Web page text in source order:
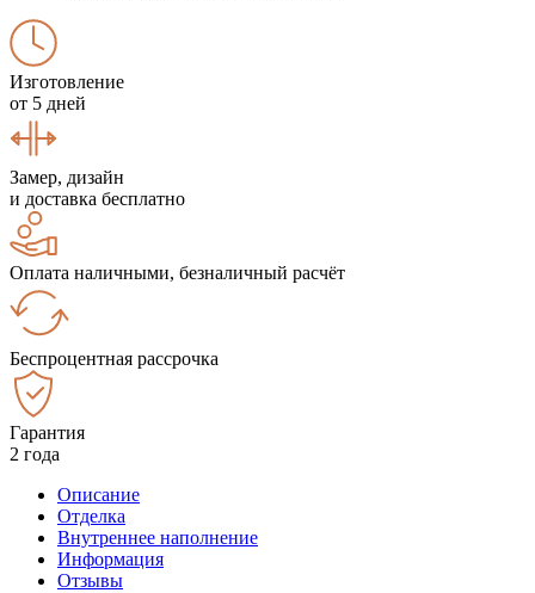
Изготовление
от 5 дней
Замер, дизайн
и доставка бесплатно
Оплата наличными, безналичный расчёт
Беспроцентная рассрочка
Гарантия
2 года
Описание
Отделка
Внутреннее наполнение
Информация
Отзывы